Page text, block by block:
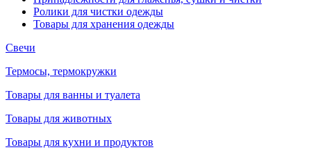
Ролики для чистки одежды
Товары для хранения одежды
Свечи
Термосы, термокружки
Товары для ванны и туалета
Товары для животных
Товары для кухни и продуктов